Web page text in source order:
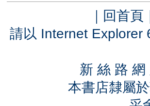
｜ 回首頁
請以 Internet Explorer
新 絲 路
本書店隸屬